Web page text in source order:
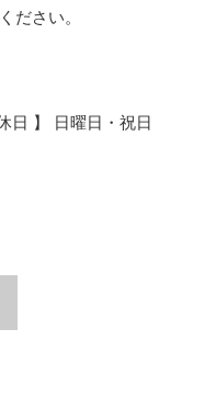
ださい。
日 】 日曜日・祝日